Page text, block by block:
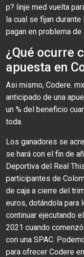
p? linje med vuelta
la cual se fijan
pagan en problema
¿Qué ocurre
apuesta en
Asi mismo, Codere.
anticipado de una
un % del beneficio
toda.
Los ganadores se
se hará con el fin de
Deportiva del Real
participantes de
de caja a cierre del
euros, dotándola para
continuar ejecutando
2021 cuando
con una SPAC.
para ofrecer Codere